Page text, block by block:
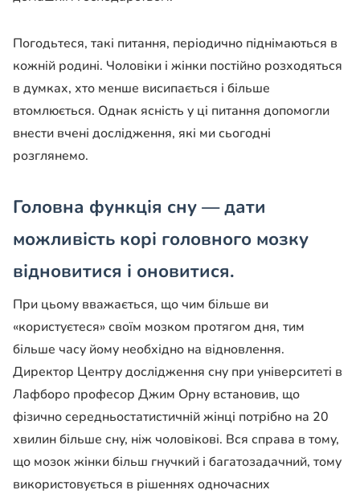
Погодьтеся, такі питання, періодично піднімаються в
кожній родині. Чоловіки і жінки постійно розходяться
в думках, хто менше висипається і більше
втомлюється. Однак ясність у ці питання допомогли
внести вчені дослідження, які ми сьогодні
розглянемо.
Головна функція сну — дати
можливість корі головного мозку
відновитися і оновитися.
При цьому вважається, що чим більше ви
«користуєтеся» своїм мозком протягом дня, тим
більше часу йому необхідно на відновлення.
Директор Центру дослідження сну при університеті в
Лафборо професор Джим Орну встановив, що
фізично середньостатистичній жінці потрібно на 20
хвилин більше сну, ніж чоловікові. Вся справа в тому,
що мозок жінки більш гнучкий і багатозадачний, тому
використовується в рішеннях одночасних